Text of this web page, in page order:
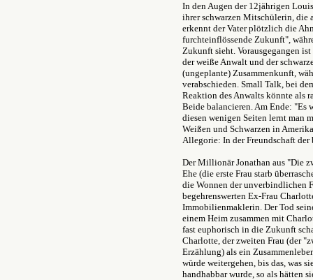
In den Augen der 12jährigen
ihrer schwarzen Mitschülerin, die
erkennt der Vater plötzlich die
furchteinflössende Zukunft",
Zukunft sieht. Vorausgegangen
der weiße Anwalt und der
(ungeplante) Zusammenkunft,
verabschieden. Small Talk, bei
Reaktion des Anwalts könnte als
Beide balancieren. Am Ende: "Es
diesen wenigen Seiten lernt man
Weißen und Schwarzen in
Allegorie: In der Freundschaft
Der Millionär Jonathan aus "Die
Ehe (die erste Frau starb
die Wonnen der unverbindlichen
begehrenswerten Ex-Frau
Immobilienmaklerin. Der Tod
einem Heim zusammen mit
fast euphorisch in die Zukunft
Charlotte, der zweiten Frau (der
Erzählung) als ein
würde weitergehen, bis das, was
handhabbar wurde, so als hätten